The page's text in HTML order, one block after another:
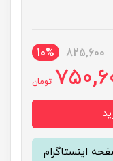
825,600
10%
تومان
اینستاگرام